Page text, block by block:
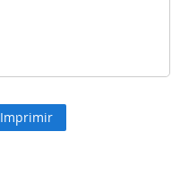
Imprimir